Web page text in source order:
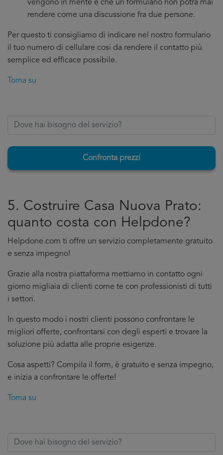
vengono in mente e che un formulario non potrà mai
rendere come una discussione fra due persone.
Per questo ti consigliamo di indicare nel nostro formulario
il tuo numero di cellulare cosi da rendere il contatto più
semplice ed efficace possibile.
Torna su
Confronta prezzi
5. Costruire Casa Nuova Prato:
quanto costa con Helpdone?
Helpdone.com ti offre un servizio completamente gratuito
e senza impegno!
Grazie alla nostra piattaforma mettiamo in contatto ogni
giorno migliaia di clienti come te con professionisti di tutti
i settori.
In questo modo i nostri clienti possono confrontare le
migliori offerte, confrontarsi con degli esperti e trovare la
soluzione più adatta alle proprie esigenze.
Cosa aspetti? Compila il form, è gratuito e senza impegno,
e inizia a confrontare le offerte!
Torna su